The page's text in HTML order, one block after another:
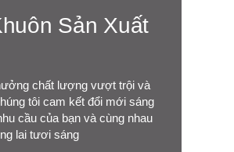
Sản Xuất
chất lượng vượt trội và
tôi cam kết đổi mới sáng
cầu của bạn và cùng nhau
lai tươi sáng